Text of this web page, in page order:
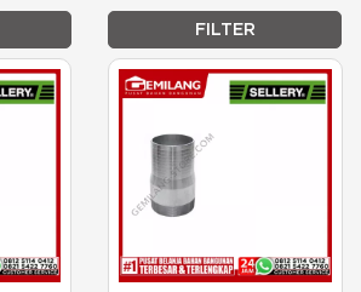
FILTER